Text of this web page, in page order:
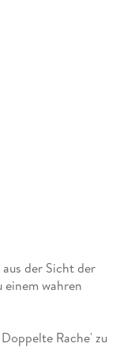
& Pescoli. Mit
der Sicht der
wahren
Rache' zu